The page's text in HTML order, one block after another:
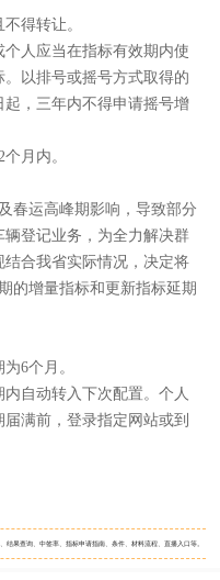
得转让。
人应当在指标有效期内使
以排号或摇号方式取得的
，三年内不得申请摇号增
月内。
春运高峰期影响，导致部分
登记业务，为全力解决群
合我省实际情况，决定将
的增量指标和更新指标延期
6个月。
自动转入下次配置。个人
满前，登录指定网站或到
果查询、中签率、指标申请指南、条件、材料流程、直播入口等。